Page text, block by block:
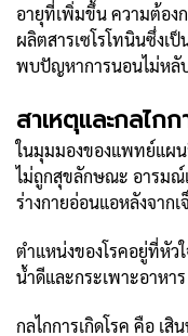
อายุที่เพิ่มขึ้น ความต้อง
ผลิตสารเซโรโทนินซึ่งเ
พบปัญหาการนอนไม่หลับ
สาเหตุและกลไก
ในมุมมองของแพทย์แผ
ไม่ถูกสุขลักษณะ อารมณ์
ร่างกายอ่อนแอหลังจาก
ตำแหน่งของโรคอยู่ที่หัว
น้ำดีและกระเพาะอาหาร
กลไกการเกิดโรค คือ เ